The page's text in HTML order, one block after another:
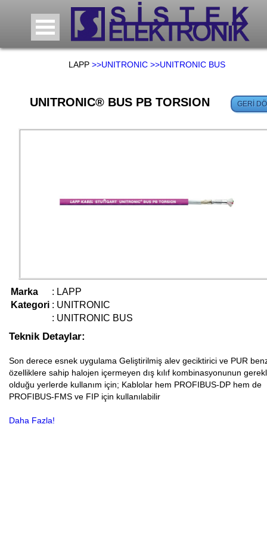
LAPP >>UNITRONIC >>UNITRONIC BUS
UNITRONIC® BUS PB TORSION
Marka : LAPP
Kategori : UNITRONIC
: UNITRONIC BUS
Teknik Detaylar:
Son derece esnek uygulama Geliştirilmiş alev geciktirici ve PUR
özelliklere sahip halojen içermeyen dış kılıf kombinasyonunun
olduğu yerlerde kullanım için; Kablolar hem PROFIBUS-DP hem de
PROFIBUS-FMS ve FIP için kullanılabilir
Daha Fazla!